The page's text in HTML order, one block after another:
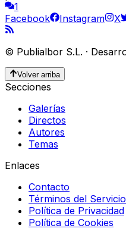
1
Facebook
Instagram X
© Publialbor S.L. ·
Volver arriba
Secciones
Galerías
Directos
Autores
Temas
Enlaces
Contacto
Términos del Servicio
Política de Privacidad
Política de Cookies